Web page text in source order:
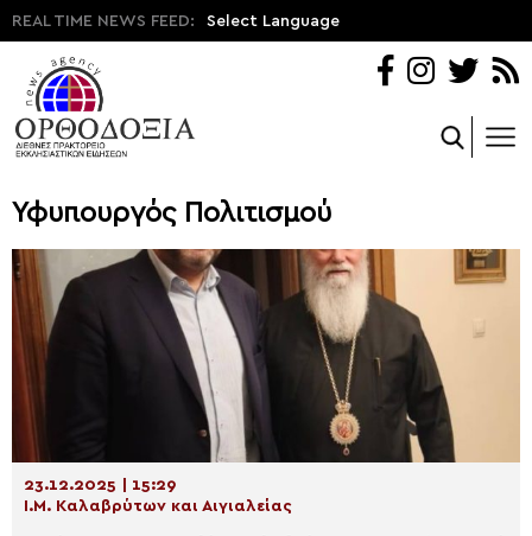
REAL TIME NEWS FEED: Select Language
Υφυπουργός Πολιτισμού
23.12.2025 | 15:29
Ι.Μ. Καλαβρύτων και Αιγιαλείας